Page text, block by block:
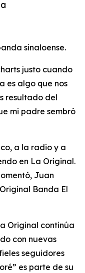
sinaloense.
justo cuando
es algo que nos
resultado del
mi padre sembró
a la radio y a
en La Original.
Juan
Banda El
Original continúa
con nuevas
seguidores
es parte de su